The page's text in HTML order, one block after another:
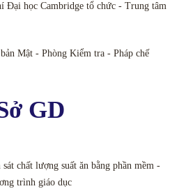
Đại học Cambridge tổ chức - Trung tâm
Mật - Phòng Kiểm tra - Pháp chế
GD
chất lượng suất ăn bằng phần mềm -
trình giáo dục